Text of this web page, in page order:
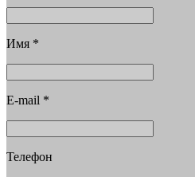
Имя *
E-mail *
Телефон